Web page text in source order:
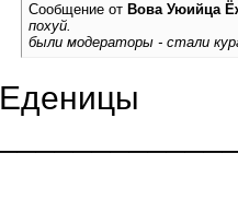
Сообщение от Вова Уюийца
похуй.
были модераторы - стали
Еденицы